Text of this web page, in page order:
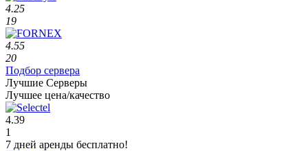
4.25
19
4.55
20
Подбор сервера
Лучшие Серверы
Лучшее цена/качество
4.39
1
7 дней аренды бесплатно!